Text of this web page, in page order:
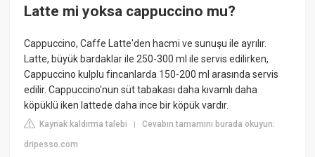
Latte mi yoksa cappuccino mu?
Cappuccino, Caffe Latte'den hacmi ve sunuşu ile ayrılır.
Latte, büyük bardaklar ile 250-300 ml ile servis edilirken,
Cappuccino kulplu fincanlarda 150-200 ml arasında servis
edilir. Cappuccino'nun süt tabakası daha kıvamlı daha
köpüklü iken lattede daha ince bir köpük vardır.
Kaynak kaldırma talebi |Cevabın tamamını burada okuyun:
dripesso.com